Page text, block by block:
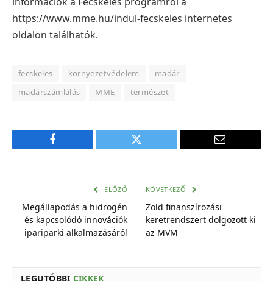
https://www.mme.hu/indul-fecskeles internetes
oldalon találhatók.
fecskeles környezetvédelem
madár
madárszámlálás
MME természet
Facebook Twitter
E-
ELŐZŐ
Megállapodás a hidrogén
és kapcsolódó innovációk
ipariparki alkalmazásáról
KÖVETKEZŐ
Zöld finanszírozási
keretrendszert dolgozott ki
az MVM
LEGUTÓBBI CIKKEK